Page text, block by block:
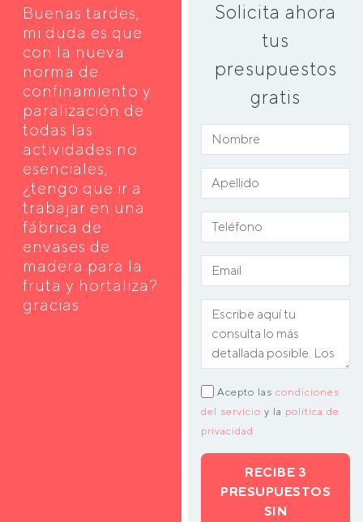
Buenas tardes,
mi duda es que
con la nueva
norma de
confinamiento y
paralización de
todas las
actividades no
esenciales,
¿tengo que ir a
trabajar en una
fábrica de
envases de
madera para la
fruta y hortaliza?
gracias
Solicita ahora
tus
presupuestos
gratis
Acepto las condiciones
del servicio y la política de
privacidad
RECIBE 3
PRESUPUESTOS
SIN